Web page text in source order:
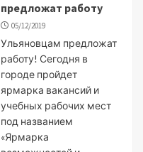
предложат работу
05/12/2019
Ульяновцам предложат
работу! Сегодня в
городе пройдет
ярмарка вакансий и
учебных рабочих мест
под названием
«Ярмарка